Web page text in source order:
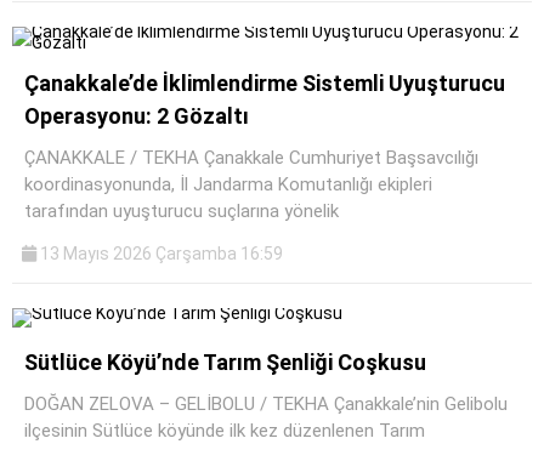
Çanakkale’de İklimlendirme Sistemli Uyuşturucu
Operasyonu: 2 Gözaltı
ÇANAKKALE / TEKHA Çanakkale Cumhuriyet Başsavcılığı
koordinasyonunda, İl Jandarma Komutanlığı ekipleri
tarafından uyuşturucu suçlarına yönelik
13 Mayıs 2026 Çarşamba 16:59
Sütlüce Köyü’nde Tarım Şenliği Coşkusu
DOĞAN ZELOVA – GELİBOLU / TEKHA Çanakkale’nin Gelibolu
ilçesinin Sütlüce köyünde ilk kez düzenlenen Tarım